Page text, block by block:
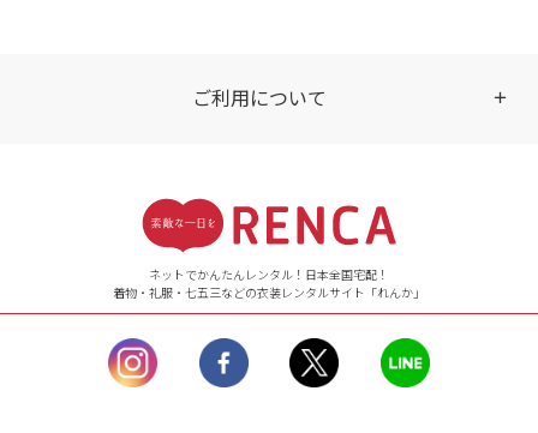
ご利用について
【ご注文（インターネット）】
24時間年中無休
【お問い合わせ窓口（メー
ル）】10:00~17:00
土曜日、日曜日、臨
時休業日を除く。
営業時間外にいただ
ネットでかんたんレンタル！日本全国宅配！
着物・礼服・七五三などの衣装レンタルサイト「れんか」